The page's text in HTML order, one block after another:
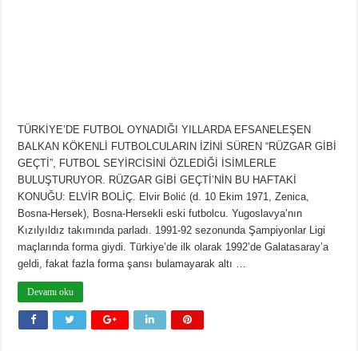
TÜRKİYE’DE FUTBOL OYNADIĞI YILLARDA EFSANELEŞEN
BALKAN KÖKENLİ FUTBOLCULARIN İZİNİ SÜREN “RÜZGAR GİBİ
GEÇTİ”, FUTBOL SEYİRCİSİNİ ÖZLEDİĞİ İSİMLERLE
BULUŞTURUYOR. RÜZGAR GİBİ GEÇTİ’NİN BU HAFTAKİ
KONUĞU: ELVİR BOLİÇ. Elvir Bolić (d. 10 Ekim 1971, Zenica,
Bosna-Hersek), Bosna-Hersekli eski futbolcu. Yugoslavya’nın
Kızılyıldız takımında parladı. 1991-92 sezonunda Şampiyonlar Ligi
maçlarında forma giydi. Türkiye’de ilk olarak 1992’de Galatasaray’a
geldi, fakat fazla forma şansı bulamayarak altı …
Devamı oku